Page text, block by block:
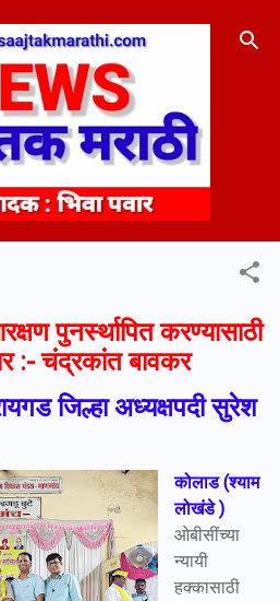
main content
पुनर्स्थापित करण्यासाठी
:- चंद्रकांत बावकर
जिल्हा अध्यक्षपदी सुरेश
कोलाड (श्याम
लोखंडे )
ओबीसींच्या
न्यायी
हक्कासाठी